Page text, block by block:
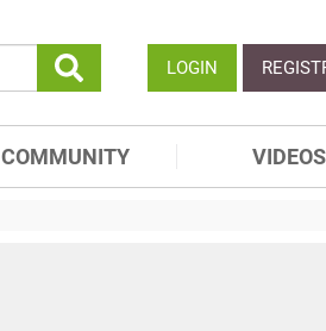
LOGIN
COMMUNITY VIDEOS